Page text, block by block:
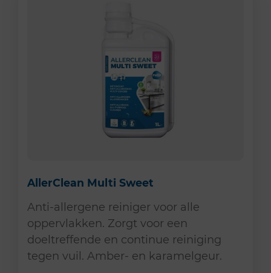
AllerClean Multi Sweet
Anti-allergene reiniger voor alle
oppervlakken. Zorgt voor een
doeltreffende en continue reiniging
tegen vuil. Amber- en karamelgeur.